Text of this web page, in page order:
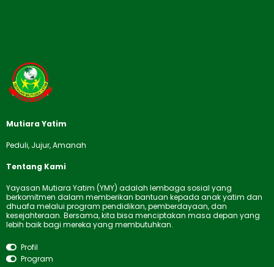
Mutiara Yatim
Peduli, Jujur, Amanah
Tentang Kami
Yayasan Mutiara Yatim (YMY) adalah lembaga sosial yang
berkomitmen dalam memberikan bantuan kepada anak yatim dan
dhuafa melalui program pendidikan, pemberdayaan, dan
kesejahteraan. Bersama, kita bisa menciptakan masa depan yang
lebih baik bagi mereka yang membutuhkan.
Profil
Program